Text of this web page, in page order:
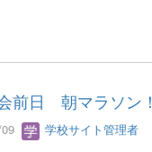
前日 朝マラソン！
学校サイト管理者